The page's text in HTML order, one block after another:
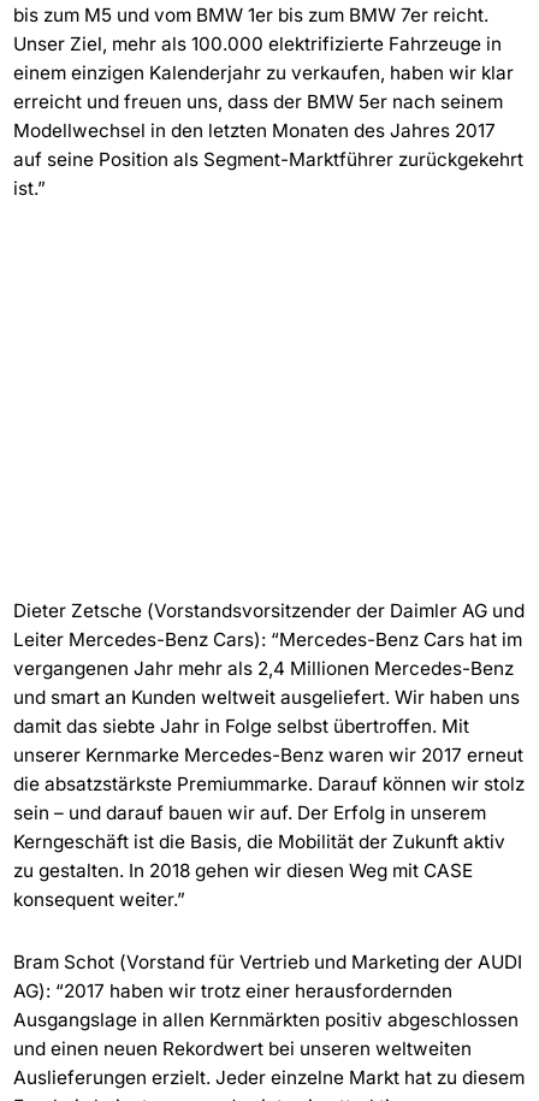
bis zum M5 und vom BMW 1er bis zum BMW 7er reicht.
Unser Ziel, mehr als 100.000 elektrifizierte Fahrzeuge in
einem einzigen Kalenderjahr zu verkaufen, haben wir klar
erreicht und freuen uns, dass der BMW 5er nach seinem
Modellwechsel in den letzten Monaten des Jahres 2017
auf seine Position als Segment-Marktführer zurückgekehrt
ist.”
Dieter Zetsche (Vorstandsvorsitzender der Daimler AG und
Leiter Mercedes-Benz Cars): “Mercedes-Benz Cars hat im
vergangenen Jahr mehr als 2,4 Millionen Mercedes-Benz
und smart an Kunden weltweit ausgeliefert. Wir haben uns
damit das siebte Jahr in Folge selbst übertroffen. Mit
unserer Kernmarke Mercedes-Benz waren wir 2017 erneut
die absatzstärkste Premiummarke. Darauf können wir stolz
sein – und darauf bauen wir auf. Der Erfolg in unserem
Kerngeschäft ist die Basis, die Mobilität der Zukunft aktiv
zu gestalten. In 2018 gehen wir diesen Weg mit CASE
konsequent weiter.”
Bram Schot (Vorstand für Vertrieb und Marketing der AUDI
AG): “2017 haben wir trotz einer herausfordernden
Ausgangslage in allen Kernmärkten positiv abgeschlossen
und einen neuen Rekordwert bei unseren weltweiten
Auslieferungen erzielt. Jeder einzelne Markt hat zu diesem